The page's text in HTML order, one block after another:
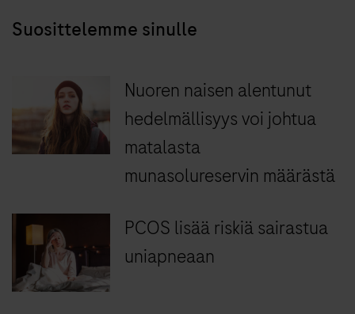
Suosittelemme sinulle
Nuoren naisen alentunut
hedelmällisyys voi johtua
matalasta
munasolureservin määrästä
PCOS lisää riskiä sairastua
uniapneaan